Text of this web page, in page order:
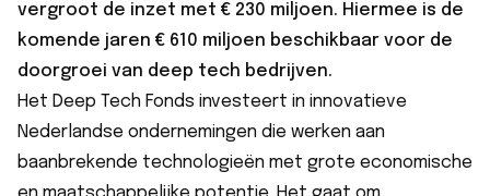
vergroot de inzet met € 230 miljoen. Hiermee is de
komende jaren € 610 miljoen beschikbaar voor de
doorgroei van deep tech bedrijven.
Het Deep Tech Fonds investeert in innovatieve
Nederlandse ondernemingen die werken aan
baanbrekende technologieën met grote economische